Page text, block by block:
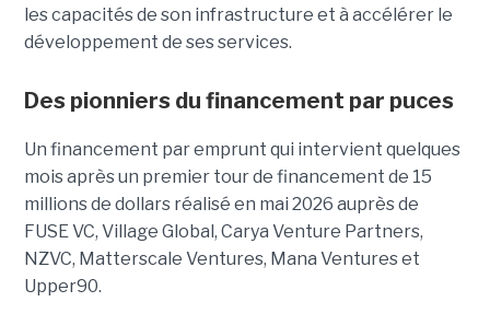
les capacités de son infrastructure et à accélérer le
développement de ses services.
Des pionniers du financement par puces
Un financement par emprunt qui intervient quelques
mois après un premier tour de financement de 15
millions de dollars réalisé en mai 2026 auprès de
FUSE VC, Village Global, Carya Venture Partners,
NZVC, Matterscale Ventures, Mana Ventures et
Upper90.